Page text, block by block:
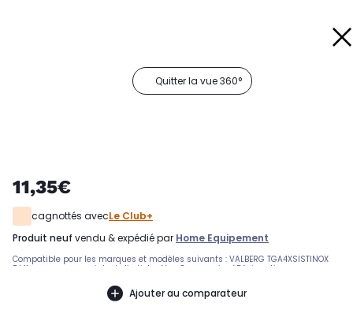
Quitter la vue 360°
11,35€
cagnottés avecLe Club+
produit neuf vendu & expédié par Home Equipement
Compatible pour les marques et modèles suivants : VALBERG TGA4XSISTINOX
Référence commerciale de l’article : Non CommuniquéDésignation
Ajouter au comparateur